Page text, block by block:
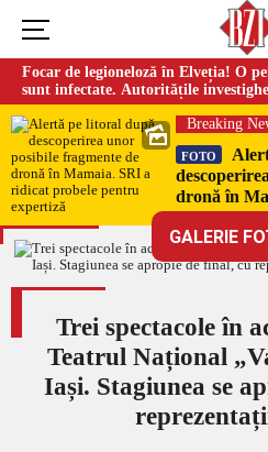
Focar de legioneloză în Elveția! O
sunt infectate. Autoritățile
Breaking
FOTO
dronă în
pentru
GALERIE
Trei spectacole în
Teatrul Național
Iași. Stagiunea se